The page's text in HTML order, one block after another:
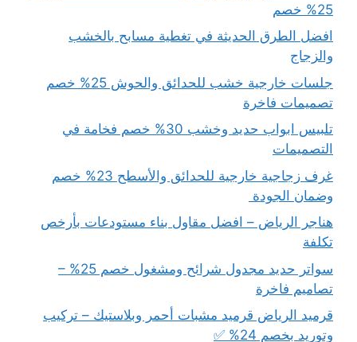
25% خصم
افضل الطرق الحديثة في تغطية مسابح بالخشب
والزجاج
جلسات خارجية خشب للحدائق والحوش 25% خصم
تصميمات فاخرة
تلبيس ابواب حديد وخشب 30% خصم فخامة في
التصميمات
غرف زجاجية خارجية للحدائق والأسطح 23% خصم
وضمان الجودة
هناجر الرياض – افضل مقاول بناء مستودعات بأرخص
تكلفة
سواتر حديد مجدول شرائح ومشغول خصم 25% –
تصاميم فاخرة
قرميد الرياض قرميد مشبات أحمر وبلاستيك – تركيب
وتوريد بخصم 24% ✅